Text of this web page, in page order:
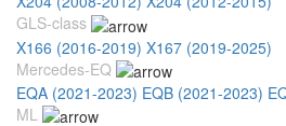
GLS-class
X166 (2016-2019) X167 (2019-2025)
Mercedes-EQ
EQA (2021-2023) EQB (2021-2023)
ML